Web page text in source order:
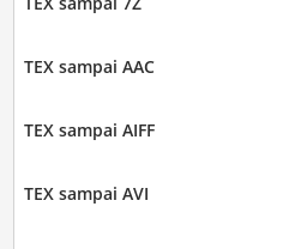
TEX sampai AAC
TEX sampai AIFF
TEX sampai AVI